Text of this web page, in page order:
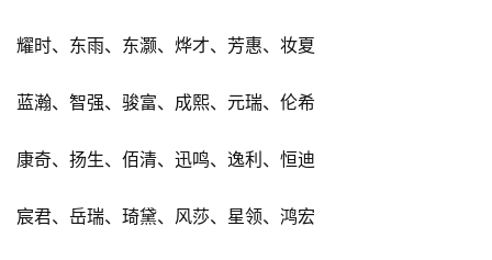
耀时、东雨、东灏、烨才、芳惠、妆夏
蓝瀚、智强、骏富、成熙、元瑞、伦希
康奇、扬生、佰清、迅鸣、逸利、恒迪
宸君、岳瑞、琦黛、风莎、星领、鸿宏